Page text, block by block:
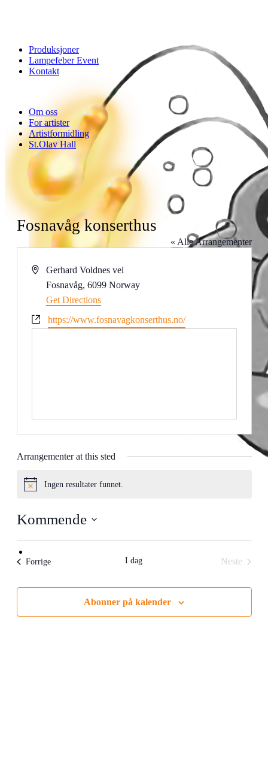
Produksjoner
Lampefeber Event
Kontakt
Om oss
For artister
Artistformidling
St.Olav Hall
Fosnavåg konserthus
« Alle Arrangementer
AddressGerhard Voldnes vei
Fosnavåg, 6099 Norway
Get Directions
Websitehttps://www.fosnavagkonserthus.no/
Arrangementer at this sted
Notice
Ingen resultater funnet.
Kommende
ForrigeArrangementer I dag
Neste
Abonner på kalender